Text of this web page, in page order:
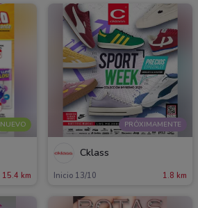
NUEVO
15.4 km
PRÓXIMAMENTE
Cklass
Inicio 13/10 1.8 km